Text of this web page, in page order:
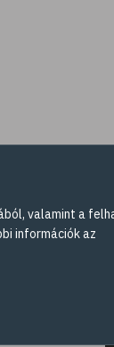
valamint a
információk az